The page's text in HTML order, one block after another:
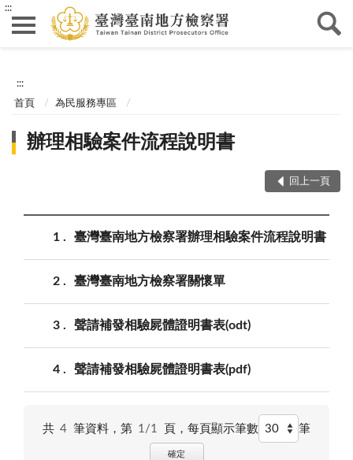
:::
:::
首頁 為民服務專區
辦理相驗案件流程說明書
回上一頁
1 臺灣臺南地方檢察署辦理相驗案件流程說明書
2 臺灣臺南地方檢察署關懷單
3 聲請補發相驗屍體證明書表(odt)
4 聲請補發相驗屍體證明書表(pdf)
共 4 筆資料，第 1/1 頁， 每頁顯示筆數 筆
確定